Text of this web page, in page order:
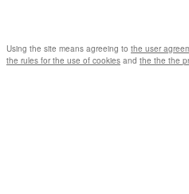
Using the site means agreeing to the user
the rules for the use of cookies and the the the